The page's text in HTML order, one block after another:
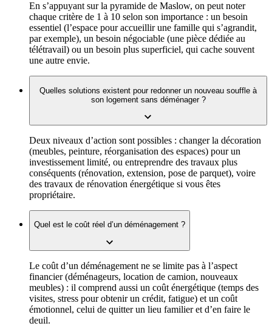
En s’appuyant sur la pyramide de Maslow, on peut noter
chaque critère de 1 à 10 selon son importance : un besoin
essentiel (l’espace pour accueillir une famille qui s’agrandit,
par exemple), un besoin négociable (une pièce dédiée au
télétravail) ou un besoin plus superficiel, qui cache souvent
une autre envie.
Quelles solutions existent pour redonner un nouveau souffle à
son logement sans déménager ?
Deux niveaux d’action sont possibles : changer la décoration
(meubles, peinture, réorganisation des espaces) pour un
investissement limité, ou entreprendre des travaux plus
conséquents (rénovation, extension, pose de parquet), voire
des travaux de rénovation énergétique si vous êtes
propriétaire.
Quel est le coût réel d’un déménagement ?
Le coût d’un déménagement ne se limite pas à l’aspect
financier (déménageurs, location de camion, nouveaux
meubles) : il comprend aussi un coût énergétique (temps des
visites, stress pour obtenir un crédit, fatigue) et un coût
émotionnel, celui de quitter un lieu familier et d’en faire le
deuil.